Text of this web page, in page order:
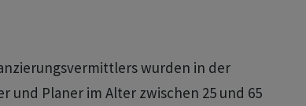
wurden in der
und Planer im Alter zwischen 25 und 65